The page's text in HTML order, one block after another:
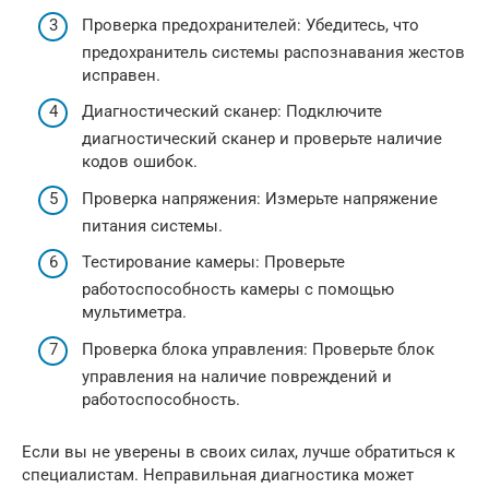
Проверка предохранителей: Убедитесь, что
предохранитель системы распознавания жестов
исправен.
Диагностический сканер: Подключите
диагностический сканер и проверьте наличие
кодов ошибок.
Проверка напряжения: Измерьте напряжение
питания системы.
Тестирование камеры: Проверьте
работоспособность камеры с помощью
мультиметра.
Проверка блока управления: Проверьте блок
управления на наличие повреждений и
работоспособность.
Если вы не уверены в своих силах, лучше обратиться к
специалистам. Неправильная диагностика может